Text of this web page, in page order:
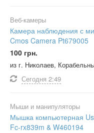
Веб-камеры
Камера наблюдения с
Cmos Camera Pt679005
100 грн.
из г. Николаев,
Сегодня 2:49
Мыши и манипуляторы
Мышка компьютерная
Fc-rx839m & W460194